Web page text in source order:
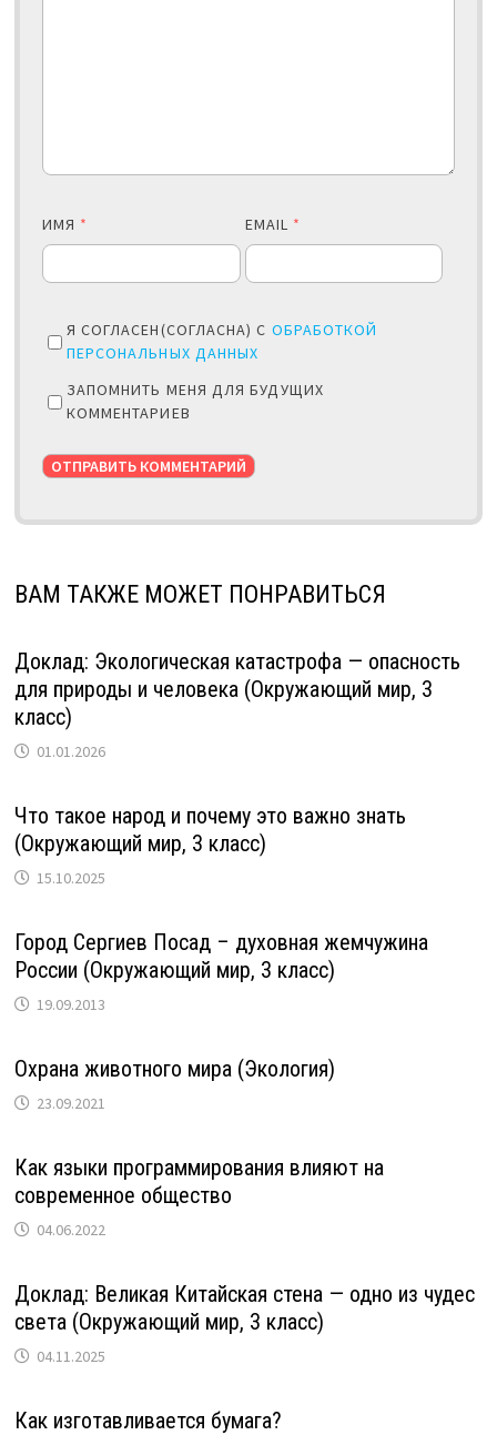
ИМЯ * EMAIL *
Я СОГЛАСЕН(СОГЛАСНА) С ОБРАБОТКОЙ
ПЕРСОНАЛЬНЫХ ДАННЫХ
ЗАПОМНИТЬ МЕНЯ ДЛЯ БУДУЩИХ
КОММЕНТАРИЕВ
ВАМ ТАКЖЕ МОЖЕТ ПОНРАВИТЬСЯ
Доклад: Экологическая катастрофа — опасность
для природы и человека (Окружающий мир, 3
класс)
01.01.2026
Что такое народ и почему это важно знать
(Окружающий мир, 3 класс)
15.10.2025
Город Сергиев Посад – духовная жемчужина
России (Окружающий мир, 3 класс)
19.09.2013
Охрана животного мира (Экология)
23.09.2021
Как языки программирования влияют на
современное общество
04.06.2022
Доклад: Великая Китайская стена — одно из чудес
света (Окружающий мир, 3 класс)
04.11.2025
Как изготавливается бумага?